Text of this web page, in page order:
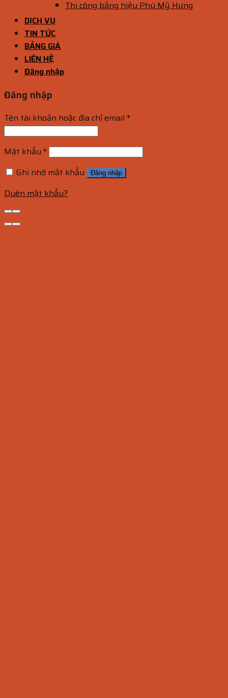
Thi công bảng hiệu Phú Mỹ Hưng
DỊCH VỤ
TIN TỨC
BẢNG GIÁ
LIÊN HỆ
Đăng nhập
Đăng nhập
Tên tài khoản hoặc địa chỉ email *
Mật khẩu *
Ghi nhớ mật khẩu
Đăng nhập
Quên mật khẩu?